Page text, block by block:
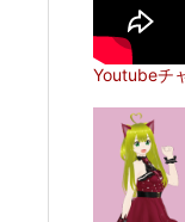
Youtubeチ